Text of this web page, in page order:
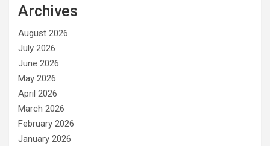
Archives
August 2026
July 2026
June 2026
May 2026
April 2026
March 2026
February 2026
January 2026